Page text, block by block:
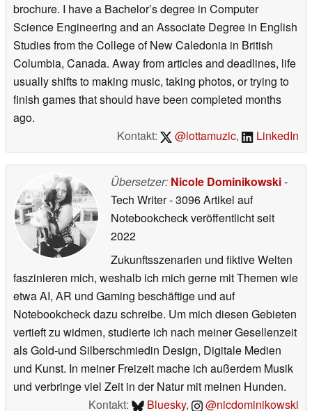
brochure. I have a Bachelor’s degree in Computer
Science Engineering and an Associate Degree in English
Studies from the College of New Caledonia in British
Columbia, Canada. Away from articles and deadlines, life
usually shifts to making music, taking photos, or trying to
finish games that should have been completed months
ago.
Kontakt:
@lottamuzic, LinkedIn
Übersetzer: Nicole Dominikowski-
Tech Writer- 3096 Artikel auf
Notebookcheck veröffentlichtseit
2022
Zukunftsszenarien und fiktive Welten
faszinieren mich, weshalb ich mich gerne mit Themen wie
etwa AI, AR und Gaming beschäftige und auf
Notebookcheck dazu schreibe. Um mich diesen Gebieten
vertieft zu widmen, studierte ich nach meiner Gesellenzeit
als Gold-und Silberschmiedin Design, Digitale Medien
und Kunst. In meiner Freizeit mache ich außerdem Musik
und verbringe viel Zeit in der Natur mit meinen Hunden.
Kontakt:
Bluesky, @nicdominikowski